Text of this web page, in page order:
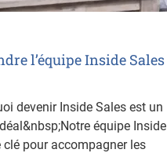
l’équipe Inside Sales
devenir Inside Sales est un
équipe Inside
clé pour accompagner les